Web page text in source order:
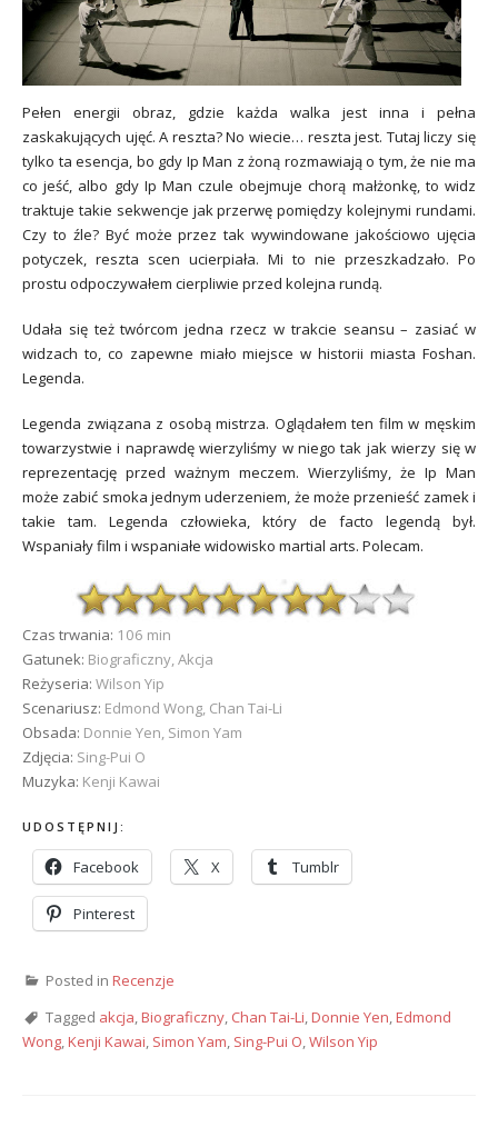
Pełen energii obraz, gdzie każda walka jest inna i pełna
zaskakujących ujęć. A reszta? No wiecie… reszta jest. Tutaj liczy się
tylko ta esencja, bo gdy Ip Man z żoną rozmawiają o tym, że nie ma
co jeść, albo gdy Ip Man czule obejmuje chorą małżonkę, to widz
traktuje takie sekwencje jak przerwę pomiędzy kolejnymi rundami.
Czy to źle? Być może przez tak wywindowane jakościowo ujęcia
potyczek, reszta scen ucierpiała. Mi to nie przeszkadzało. Po
prostu odpoczywałem cierpliwie przed kolejna rundą.
Udała się też twórcom jedna rzecz w trakcie seansu – zasiać w
widzach to, co zapewne miało miejsce w historii miasta Foshan.
Legenda.
Legenda związana z osobą mistrza. Oglądałem ten film w męskim
towarzystwie i naprawdę wierzyliśmy w niego tak jak wierzy się w
reprezentację przed ważnym meczem. Wierzyliśmy, że Ip Man
może zabić smoka jednym uderzeniem, że może przenieść zamek i
takie tam. Legenda człowieka, który de facto legendą był.
Wspaniały film i wspaniałe widowisko martial arts. Polecam.
Czas trwania: 106 min
Gatunek: Biograficzny, Akcja
Reżyseria: Wilson Yip
Scenariusz: Edmond Wong, Chan Tai-Li
Obsada: Donnie Yen, Simon Yam
Zdjęcia: Sing-Pui O
Muzyka: Kenji Kawai
UDOSTĘPNIJ:
Facebook X Tumblr
Pinterest
Posted in Recenzje
Tagged akcja,Biograficzny, Chan Tai-Li,Donnie Yen,Edmond
Wong,Kenji Kawai, Simon Yam, Sing-Pui O,Wilson Yip